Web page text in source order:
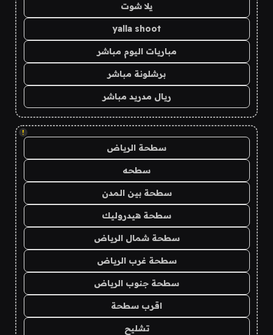
يلا شوت
yalla shoot
مباريات اليوم مباشر
برشلونة مباشر
ريال مدريد مباشر
!
سطحة الرياض
سطحه
سطحة بين المدن
سطحة هيدروليك
سطحة شمال الرياض
سطحة غرب الرياض
سطحة جنوب الرياض
اقرب سطحة
تشليح